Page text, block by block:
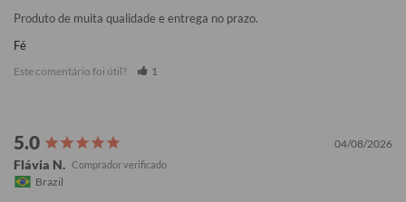
Produto de muita qualidade e entrega no prazo.
Fé
Este comentário foi útil? 1
04/08/2026
Flávia N.
Brazil